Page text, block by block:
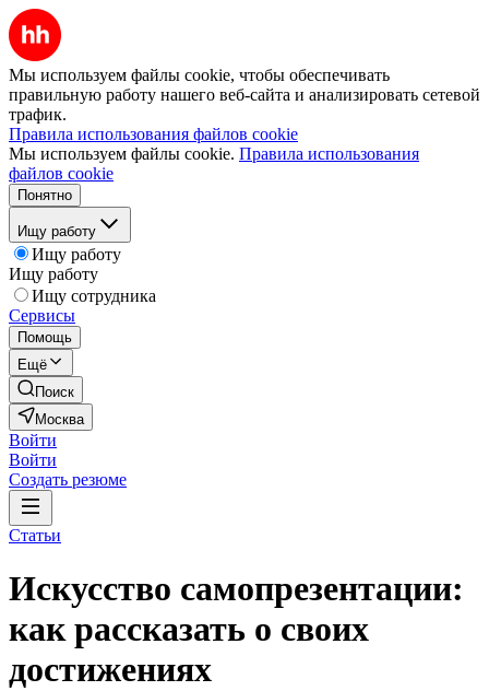
Мы используем файлы cookie, чтобы обеспечивать
правильную работу нашего веб-сайта и анализировать сетевой
трафик.
Правила использования файлов cookie
Мы используем файлы cookie. Правила использования
файлов cookie
Понятно
Ищу работу
Ищу работу
Ищу работу
Ищу сотрудника
Сервисы
Помощь
Ещё
Поиск
Москва
Войти
Войти
Создать резюме
Статьи
Искусство самопрезентации:
как рассказать о своих
достижениях